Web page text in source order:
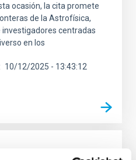
ocasión, la cita promete
de la Astrofísica,
investigadores centradas
en los
10/12/2025 - 13:43:12